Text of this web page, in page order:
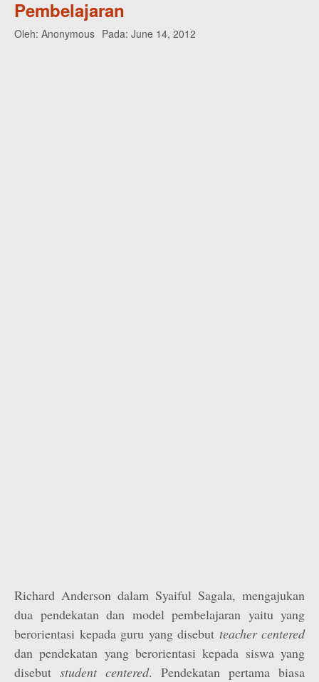
Pembelajaran
Oleh: Anonymous Pada: June 14, 2012
Richard Anderson dalam Syaiful Sagala, mengajukan
dua pendekatan dan model pembelajaran yaitu yang
berorientasi kepada guru yang disebut teacher centered
dan pendekatan yang berorientasi kepada siswa yang
disebut student centered. Pendekatan pertama biasa